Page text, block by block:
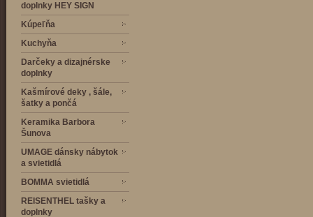
doplnky HEY SIGN
Kúpeľňa
Kuchyňa
Darčeky a dizajnérske
doplnky
Kašmírové deky , šále,
šatky a pončá
Keramika Barbora
Šunova
UMAGE dánsky nábytok
a svietidlá
BOMMA svietidlá
REISENTHEL tašky a
doplnky